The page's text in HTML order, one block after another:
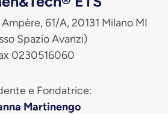
61/A, 20131 Milano MI
Spazio Avanzi)
0230516060
e Fondatrice:
Martinengo